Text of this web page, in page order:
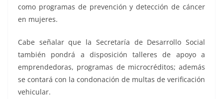
como programas de prevención y detección de cáncer
en mujeres.
Cabe señalar que la Secretaría de Desarrollo Social
también pondrá a disposición talleres de apoyo a
emprendedoras, programas de microcréditos; además
se contará con la condonación de multas de verificación
vehicular.